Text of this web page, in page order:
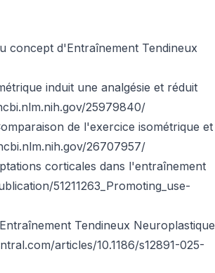
concept d'Entraînement Tendineux
induit une analgésie et réduit
25979840/
de l'exercice isométrique et
26707957/
corticales dans l'entraînement
51211263_Promoting_use-
Tendineux Neuroplastique
articles/10.1186/s12891-025-